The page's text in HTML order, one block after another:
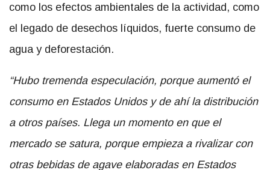
como los efectos ambientales de la actividad, como
el legado de desechos líquidos, fuerte consumo de
agua y deforestación.
“Hubo tremenda especulación, porque aumentó el
consumo en Estados Unidos y de ahí la distribución
a otros países. Llega un momento en que el
mercado se satura, porque empieza a rivalizar con
otras bebidas de agave elaboradas en Estados